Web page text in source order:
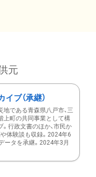
元
ブ（承継）
である青森県八戸市、三
上町の共同事業として構
行政文書のほか、市民か
や体験談も収録。2024年6
ータを承継。2024年3月